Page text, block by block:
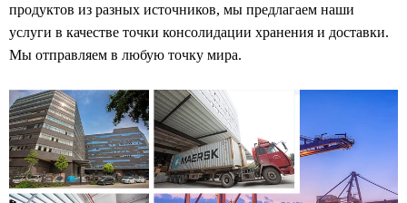
продуктов из разных источников, мы предлагаем наши
услуги в качестве точки консолидации хранения и доставки.
Мы отправляем в любую точку мира.